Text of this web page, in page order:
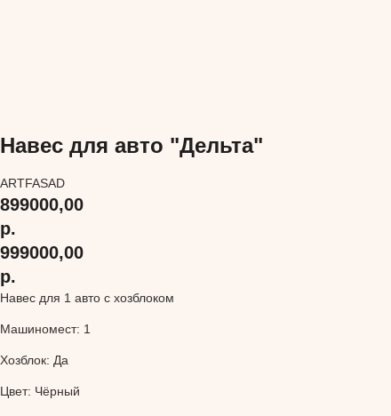
Навес для авто "Дельта"
ARTFASAD
899000,00
р.
999000,00
р.
Навес для 1 авто c хозблоком
Машиномест: 1
Хозблок: Да
Цвет: Чёрный